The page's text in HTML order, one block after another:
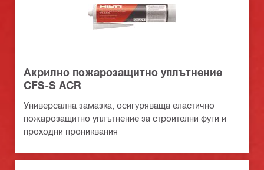
Акрилно пожарозащитно уплътнение
CFS-S ACR
Универсална замазка, осигуряваща еластично
пожарозащитно уплътнение за строителни фуги и
проходни прониквания